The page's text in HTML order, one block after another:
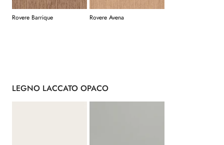
Rovere Barrique Rovere Avena
LEGNO LACCATO OPACO